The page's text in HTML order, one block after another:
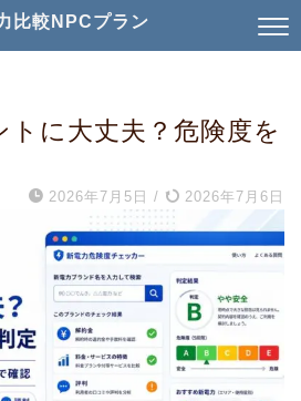
比較NPCプラン
トに大丈夫？危険度を
2026年7月5日 / 2026年7月6日